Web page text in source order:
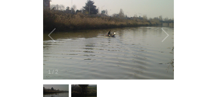
1 / 2